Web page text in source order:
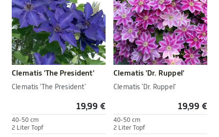
Clematis 'The President'
Clematis 'The President'
19,99 €
40-50 cm
2 Liter Topf
Clematis 'Dr. Ruppel'
Clematis 'Dr. Ruppel'
19,99 €
40-50 cm
2 Liter Topf